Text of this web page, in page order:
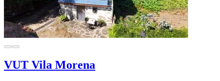
VUT Vila Morena